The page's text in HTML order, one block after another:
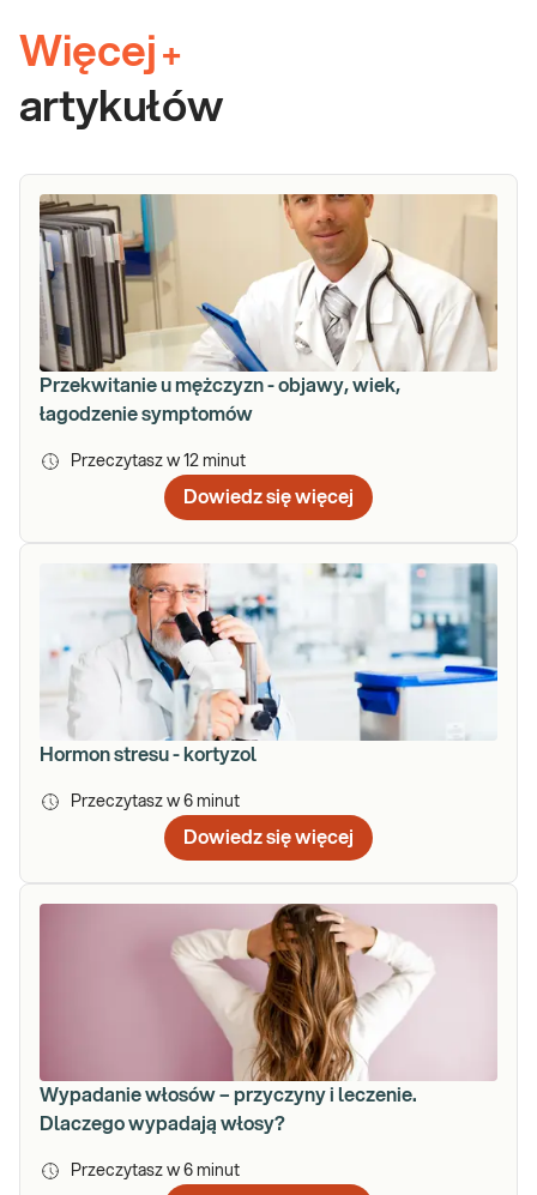
Więcej +
artykułów
Przekwitanie u mężczyzn - objawy, wiek,
łagodzenie symptomów
Przeczytasz w 12 minut
Dowiedz się więcej
Hormon stresu - kortyzol
Przeczytasz w 6 minut
Dowiedz się więcej
Wypadanie włosów – przyczyny i leczenie.
Dlaczego wypadają włosy?
Przeczytasz w 6 minut